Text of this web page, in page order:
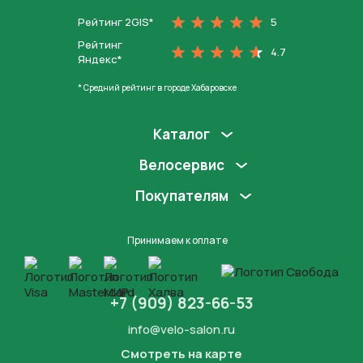
Рейтинг 2GIS*
5
Рейтинг
Яндекс*
4.7
* Средний рейтинг в городе Хабаровске
Каталог
Велосервис
Покупателям
Принимаем к оплате
+7 (909) 823-66-53
info@velo-salon.ru
Смотреть на карте